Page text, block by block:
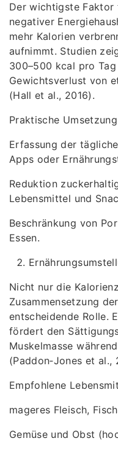
Der wichtigste
negativer
mehr Kalorien
aufnimmt. Studien
300–500 kcal pro
Gewichtsverlust von
(Hall et al., 2016).
Praktische
Erfassung der
Apps oder
Reduktion
Lebensmittel und
Beschränkung von
Essen.
Nicht nur die
Zusammensetzung
entscheidende Rolle.
fördert den
Muskelmasse
(Paddon‑Jones et al.,
Empfohlene
mageres Fleisch,
Gemüse und Obst